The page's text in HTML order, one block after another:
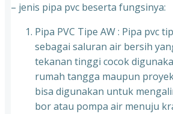
– jenis pipa pvc beserta fungsinya:
Pipa PVC Tipe AW : Pipa pvc
sebagai saluran air bersih
tekanan tinggi cocok
rumah tangga maupun
bisa digunakan untuk
bor atau pompa air menuju